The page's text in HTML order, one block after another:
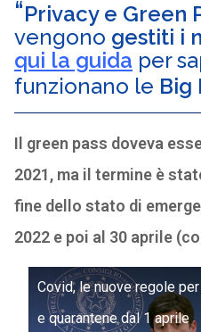
Privacy e Green
vengono gestiti i
qui la guida per
funzionano le Big
Il green pass doveva
2021, ma il termine è
fine dello stato di
2022 e poi al 30 aprile
Covid, le nuove regole
e quarantene dal 1 aprile